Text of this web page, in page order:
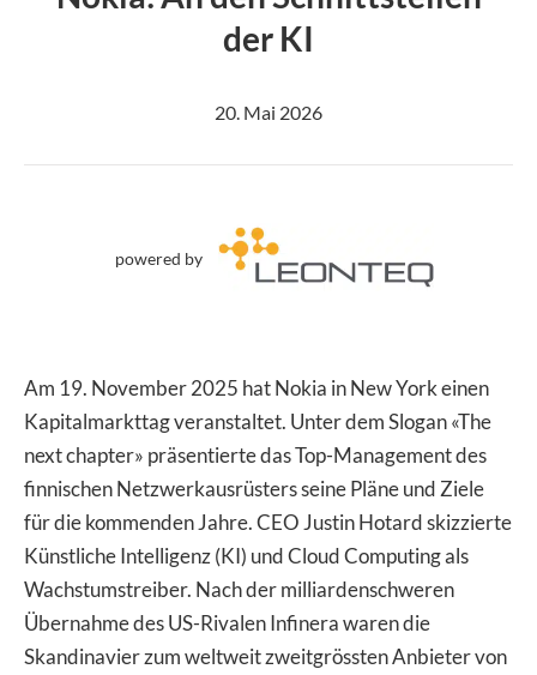
der KI
20. Mai 2026
powered by
Am 19. November 2025 hat Nokia in New York einen
Kapitalmarkttag veranstaltet. Unter dem Slogan «The
next chapter» präsentierte das Top-Management des
finnischen Netzwerkausrüsters seine Pläne und Ziele
für die kommenden Jahre. CEO Justin Hotard skizzierte
Künstliche Intelligenz (KI) und Cloud Computing als
Wachstumstreiber. Nach der milliardenschweren
Übernahme des US-Rivalen Infinera waren die
Skandinavier zum weltweit zweitgrössten Anbieter von